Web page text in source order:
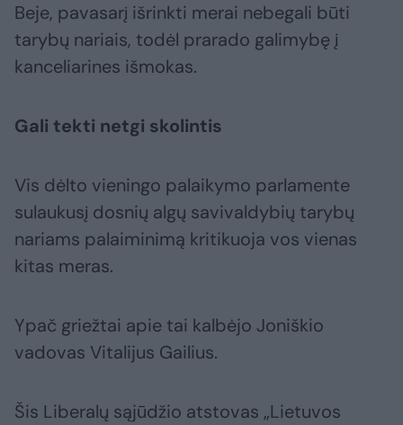
Beje, pavasarį išrinkti merai nebegali būti
tarybų nariais, todėl prarado galimybę į
kanceliarines išmokas.
Gali tekti netgi skolintis
Vis dėlto vieningo palaikymo parlamente
sulaukusį dosnių algų savivaldybių tarybų
nariams palaiminimą kritikuoja vos vienas
kitas meras.
Ypač griežtai apie tai kalbėjo Joniškio
vadovas Vitalijus Gailius.
Šis Liberalų sąjūdžio atstovas „Lietuvos